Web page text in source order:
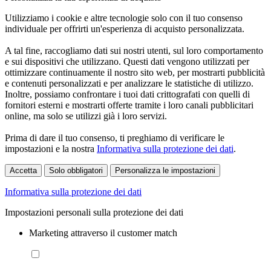
Utilizziamo i cookie e altre tecnologie solo con il tuo consenso
individuale per offrirti un'esperienza di acquisto personalizzata.
A tal fine, raccogliamo dati sui nostri utenti, sul loro comportamento
e sui dispositivi che utilizzano. Questi dati vengono utilizzati per
ottimizzare continuamente il nostro sito web, per mostrarti pubblicità
e contenuti personalizzati e per analizzare le statistiche di utilizzo.
Inoltre, possiamo confrontare i tuoi dati crittografati con quelli di
fornitori esterni e mostrarti offerte tramite i loro canali pubblicitari
online, ma solo se utilizzi già i loro servizi.
Prima di dare il tuo consenso, ti preghiamo di verificare le
impostazioni e la nostra Informativa sulla protezione dei dati.
Accetta Solo obbligatori Personalizza le impostazioni
Informativa sulla protezione dei dati
Impostazioni personali sulla protezione dei dati
Marketing attraverso il customer match